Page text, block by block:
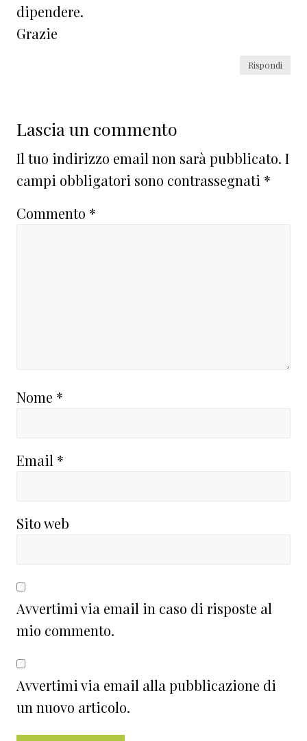
dipendere.
Grazie
Rispondi
Lascia un commento
Il tuo indirizzo email non sarà pubblicato. I
campi obbligatori sono contrassegnati *
Commento *
Nome *
Email *
Sito web
Avvertimi via email in caso di risposte al
mio commento.
Avvertimi via email alla pubblicazione di
un nuovo articolo.